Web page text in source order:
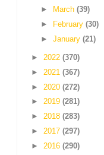
►
March (39)
►
February (30)
► January (21)
►2022(370)
► 2021(367)
► 2020(272)
►2019(281)
►2018(283)
► 2017(297)
► 2016(290)